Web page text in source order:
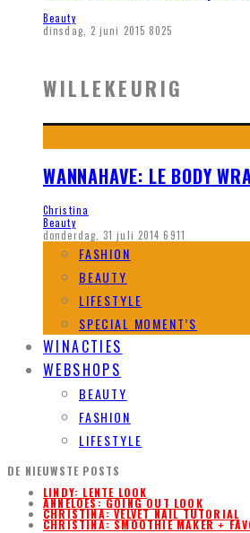
Beauty
dinsdag, 2 juni 2015 8025
WILLEKEURIG
WANNAHAVE: LE BODY
Christina
Beauty
donderdag, 31 juli 2014 6911
FASHION
BEAUTY
LIFESTYLE
SPECIAL MOMENT’S
WINACTIES
WEBSHOPS
BEAUTY
FASHION
LIFESTYLE
DE NIEUWSTE POSTS
LINDY: LENTE LOOK
ANNELOES: GOING OUT LOOK
CHRISTINA: VELVET NAIL TUTORIAL
CHRISTINA: SMOOTHIE MAKER +